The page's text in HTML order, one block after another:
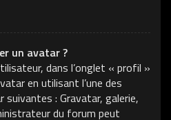
un avatar ?
dans l’onglet « profil »
en utilisant l’une des
suivantes : Gravatar, galerie,
du forum peut